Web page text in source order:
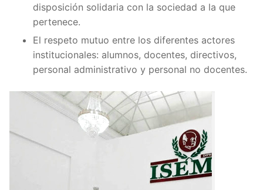
disposición solidaria con la sociedad a la que
pertenece.
El respeto mutuo entre los diferentes actores
institucionales: alumnos, docentes, directivos,
personal administrativo y personal no docentes.